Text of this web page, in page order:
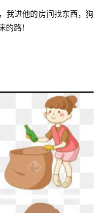
我进他的房间找东西，狗
的路！